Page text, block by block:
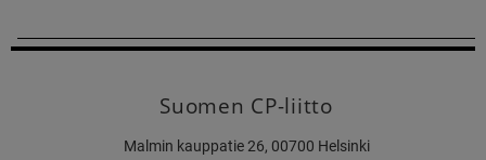
Suomen CP-liitto
Malmin kauppatie 26, 00700 Helsinki